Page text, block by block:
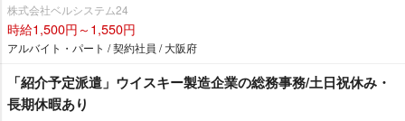
株式会社ベルシステム24
時給1,500円～1,550円
アルバイト・パート / 契約社員 / 大阪府
「紹介予定派遣」ウイスキー製造企業の総務事務/土日祝休み・
長期休暇あり